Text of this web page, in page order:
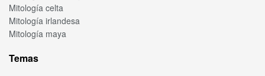
Mitología celta
Mitología irlandesa
Mitología maya
Temas